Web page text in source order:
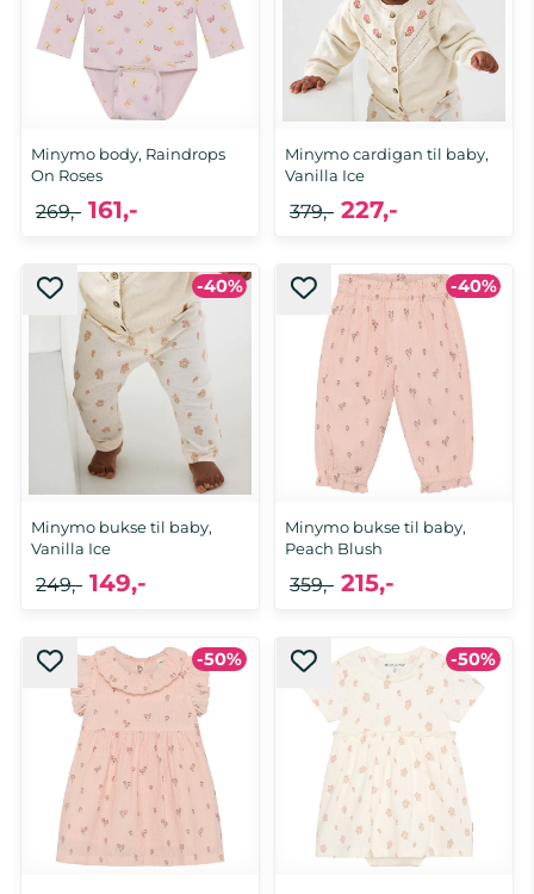
Minymo body, Raindrops
On Roses
161,-
269,-
Minymo cardigan til baby,
Vanilla Ice
227,-
379,-
-40%
Minymo bukse til baby,
Vanilla Ice
149,-
249,-
-40%
Minymo bukse til baby,
Peach Blush
215,-
359,-
-50% -50%